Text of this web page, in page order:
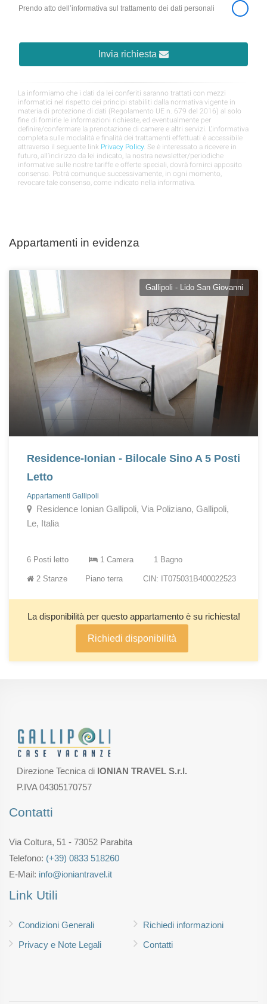
Appartamenti in evidenza
Gallipoli - Lido San Giovanni
Residence-Ionian - Bilocale Sino A 5 Posti
Letto
Appartamenti Gallipoli
Residence Ionian Gallipoli, Via Poliziano, Gallipoli,
Le, Italia
6 Posti letto 1 Camera 1 Bagno
2 Stanze Piano terra CIN: IT075031B400022523
La disponibilità per questo appartamento è su richiesta!
Richiedi disponibilità
Direzione Tecnica di IONIAN TRAVEL S.r.l.
P.IVA 04305170757
Contatti
Via Coltura, 51 - 73052 Parabita
Telefono: (+39) 0833 518260
E-Mail: info@ioniantravel.it
Link Utili
Condizioni Generali
Privacy e Note Legali
Richiedi informazioni
Contatti